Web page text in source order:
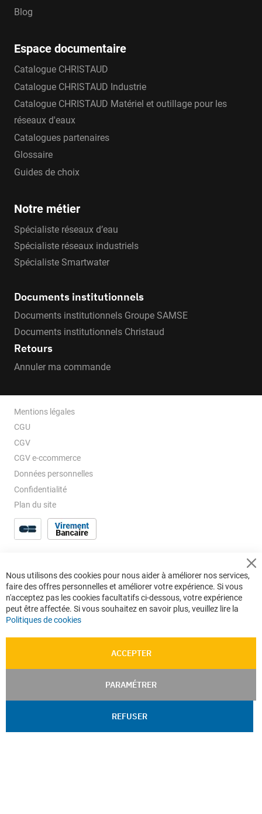
Blog
Espace documentaire
Catalogue CHRISTAUD
Catalogue CHRISTAUD Industrie
Catalogue CHRISTAUD Matériel et outillage pour les
réseaux d'eaux
Catalogues partenaires
Glossaire
Guides de choix
Notre métier
Spécialiste réseaux d’eau
Spécialiste réseaux industriels
Spécialiste Smartwater
Documents institutionnels
Documents institutionnels Groupe SAMSE
Documents institutionnels Christaud
Retours
Annuler ma commande
Mentions légales
CGU
CGV
CGV e-ccommerce
Données personnelles
Confidentialité
Plan du site
Nous utilisons des cookies pour nous aider à améliorer nos services,
faire des offres personnelles et améliorer votre expérience. Si vous
n'acceptez pas les cookies facultatifs ci-dessous, votre expérience
peut être affectée. Si vous souhaitez en savoir plus, veuillez lire la
Politiques de cookies
ACCEPTER
PARAMÉTRER
REFUSER